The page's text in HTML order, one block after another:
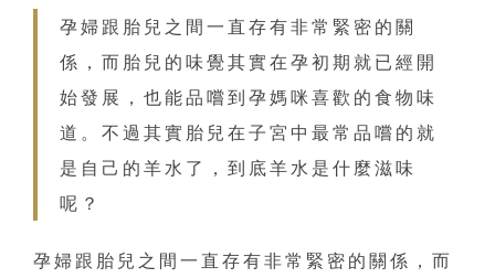
孕婦跟胎兒之間一直存有非常緊密的關
係，而胎兒的味覺其實在孕初期就已經開
始發展，也能品嚐到孕媽咪喜歡的食物味
道。不過其實胎兒在子宮中最常品嚐的就
是自己的羊水了，到底羊水是什麼滋味
呢？
孕婦跟胎兒之間一直存有非常緊密的關係，而